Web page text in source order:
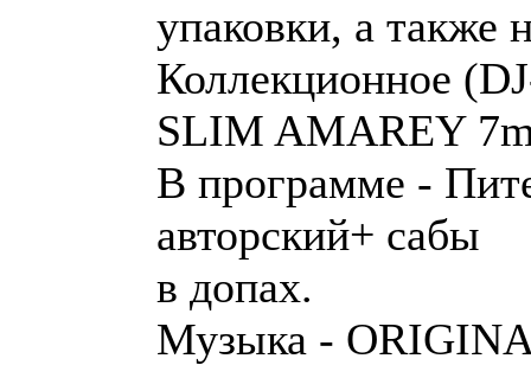
упаковки, а также
Коллекционное
SLIM AMAREY
В программе -
авторский+ сабы
в допах.
Музыка -